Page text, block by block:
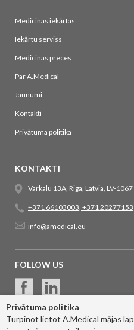
Privātuma politika
Turpinot lietot A.Medical mājas
Medicīnas iekārtas
Iekārtu serviss
Medicīnas preces
Par A.Medical
Jaunumi
Kontakti
Privātuma politika
KONTAKTI
Varkalu 13A, Riga, Latvia, LV-1067
+371 66103003 +371 20277153
info@amedical.eu
FOLLOW US